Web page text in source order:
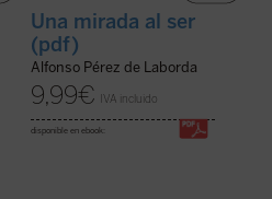
Una mirada al ser
(pdf)
Alfonso Pérez de Laborda
9,99€ IVA incluido
disponible en ebook: